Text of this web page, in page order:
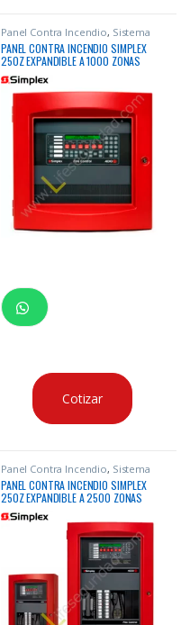
Panel Contra Incendio, Sistema
Contra Incendio
PANEL CONTRA INCENDIO SIMPLEX
250Z EXPANDIBLE A 1000 ZONAS
DIRECCIONABLE
Cotizar
Panel Contra Incendio, Sistema
Contra Incendio
PANEL CONTRA INCENDIO SIMPLEX
250Z EXPANDIBLE A 2500 ZONAS
DIRECCIONABLE